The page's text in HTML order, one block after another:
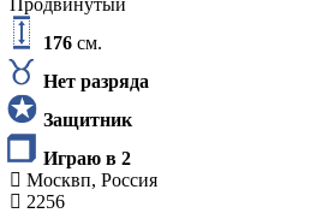
Продвинутый
176 см.
Нет разряда
Защитник
Играю в 2
Москвп, Россия
2256